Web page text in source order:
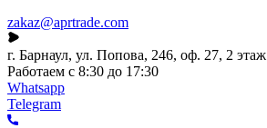
zakaz@aprtrade.com
г. Барнаул, ул. Попова, 246, оф. 27, 2 этаж
Работаем с 8:30 до 17:30
Whatsapp
Telegram